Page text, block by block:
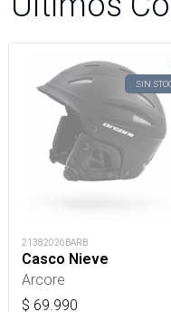
SIN
21382026BARB
Casco Nieve
Arcore
$ 69.990